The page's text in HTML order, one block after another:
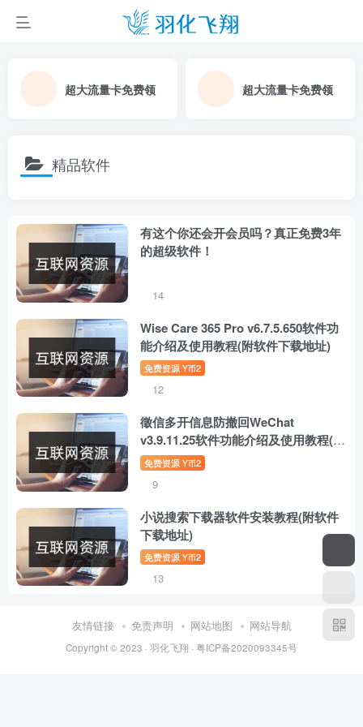
超大流量卡免费领 超大流量卡免费领
精品软件
有这个你还会开会员吗？真正免费3年
的超级软件！
14
Wise Care 365 Pro v6.7.5.650软件功
能介绍及使用教程(附软件下载地址)
免费资源 Y币2
12
徵信多开信息防撤回WeChat
v3.9.11.25软件功能介绍及使用教程(附
软件下载地址)
免费资源 Y币2
9
小说搜索下载器软件安装教程(附软件
下载地址)
免费资源 Y币2
13
友情链接 免责声明 网站地图 网站导航
Copyright © 2023 · 羽化飞翔 · 粤ICP备2020093345号